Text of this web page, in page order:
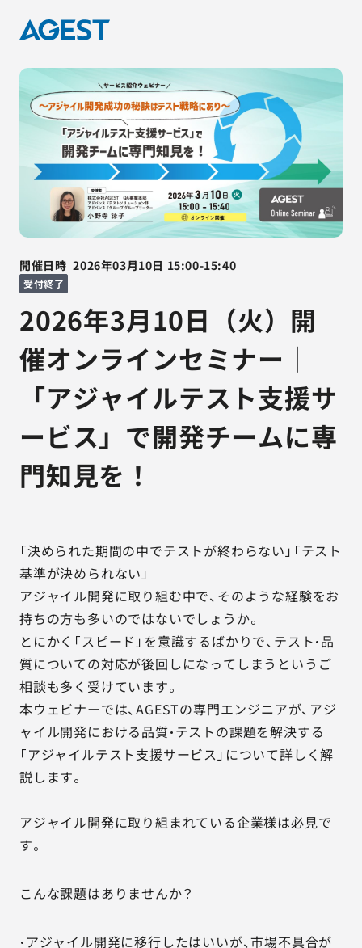
開催日時 2026年03月10日 15:00-15:40
受付終了
2026年3月10日（火）開
催オンラインセミナー｜
「アジャイルテスト支援サ
ービス」で開発チームに専
門知見を！
「決められた期間の中でテストが終わらない」「テスト
基準が決められない」
アジャイル開発に取り組む中で、そのような経験をお
持ちの方も多いのではないでしょうか。
とにかく「スピード」を意識するばかりで、テスト・品
質についての対応が後回しになってしまうというご
相談も多く受けています。
本ウェビナーでは、AGESTの専門エンジニアが、アジ
ャイル開発における品質・テストの課題を解決する
「アジャイルテスト支援サービス」について詳しく解
説します。
アジャイル開発に取り組まれている企業様は必見で
す。
こんな課題はありませんか？
・アジャイル開発に移行したはいいが、市場不具合が